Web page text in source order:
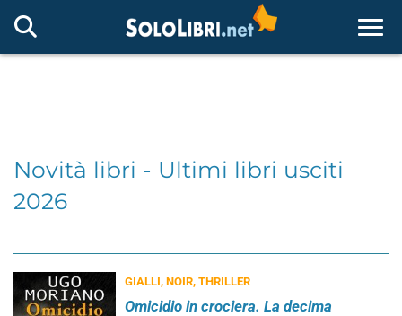
Novità libri - Ultimi libri usciti
2026
GIALLI, NOIR, THRILLER
Omicidio in crociera. La decima